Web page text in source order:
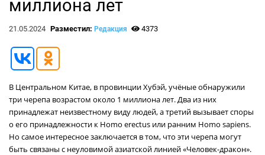
миллиона лет
21.05.2024 Разместил: Редакция 4373
В Центральном Китае, в провинции Хубэй, учёные обнаружили
три черепа возрастом около 1 миллиона лет. Два из них
принадлежат неизвестному виду людей, а третий вызывает споры
о его принадлежности к Homo erectus или ранним Homo sapiens.
Но самое интересное заключается в том, что эти черепа могут
быть связаны с неуловимой азиатской линией «Человек-дракон».